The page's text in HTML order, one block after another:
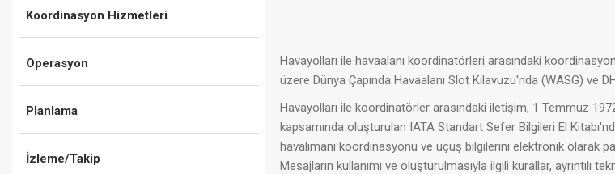
Koordinasyon Hizmetleri
Operasyon
Planlama
İzleme/Takip
Havayolları ile havaalanı koordinatörleri arasındaki
üzere Dünya Çapında Havaalanı Slot Kılavuzu'nda (WASG) ve
Havayolları ile koordinatörler arasındaki iletişim, 1 Temmuz
kapsamında oluşturulan IATA Standart Sefer Bilgileri El
havalimanı koordinasyonu ve uçuş bilgilerini elektronik olarak
Mesajların kullanımı ve oluşturulmasıyla ilgili kurallar, ayrıntılı